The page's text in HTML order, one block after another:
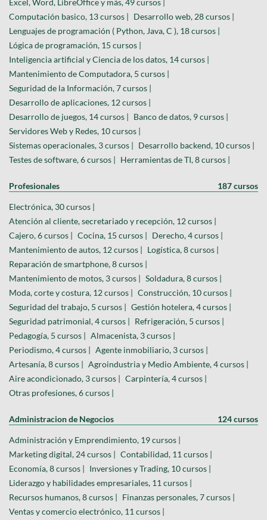
Excel, Word, LibreOffice y más, 49 cursos |
Computación basico, 13 cursos | Desarrollo web, 28 cursos |
Lenguajes de programación ( Python, Java, C ), 18 cursos |
Lógica de programación, 15 cursos |
Inteligencia artificial y Ciencia de los datos, 14 cursos |
Mantenimiento de Computadora, 5 cursos |
Seguridad de la Información, 7 cursos |
Desarrollo de aplicaciones, 12 cursos |
Desarrollo de juegos, 14 cursos | Banco de datos, 9 cursos |
Servidores Web y Redes, 10 cursos |
Sistemas operacionales, 3 cursos | Desarrollo backend, 10 cursos |
Testes de software, 6 cursos | Herramientas de TI, 8 cursos |
Profesionales 187 cursos
Electrónica, 30 cursos |
Atención al cliente, secretariado y recepción, 12 cursos |
Cajero, 6 cursos | Cocina, 15 cursos | Derecho, 4 cursos |
Mantenimiento de autos, 12 cursos | Logística, 8 cursos |
Reparación de smartphone, 8 cursos |
Mantenimiento de motos, 3 cursos | Soldadura, 8 cursos |
Moda, corte y costura, 12 cursos | Construcción, 10 cursos |
Seguridad del trabajo, 5 cursos | Gestión hotelera, 4 cursos |
Seguridad patrimonial, 4 cursos | Refrigeración, 5 cursos |
Pedagogía, 5 cursos | Almacenista, 3 cursos |
Periodismo, 4 cursos | Agente inmobiliario, 3 cursos |
Artesanía, 8 cursos | Agroindustria y Medio Ambiente, 4 cursos |
Aire acondicionado, 3 cursos | Carpintería, 4 cursos |
Otras profesiones, 6 cursos |
Administracion de Negocios 124 cursos
Administración y Emprendimiento, 19 cursos |
Marketing digital, 24 cursos | Contabilidad, 11 cursos |
Economía, 8 cursos | Inversiones y Trading, 10 cursos |
Liderazgo y habilidades empresariales, 11 cursos |
Recursos humanos, 8 cursos | Finanzas personales, 7 cursos |
Ventas y comercio electrónico, 11 cursos |